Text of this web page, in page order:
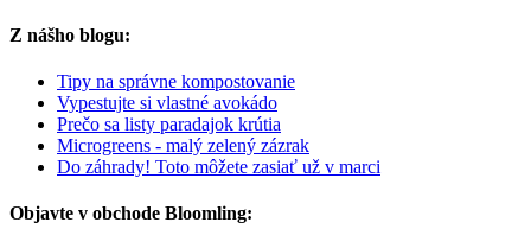
Z nášho blogu:
Tipy na správne kompostovanie
Vypestujte si vlastné avokádo
Prečo sa listy paradajok krútia
Microgreens - malý zelený zázrak
Do záhrady! Toto môžete zasiať už v marci
Objavte v obchode Bloomling: